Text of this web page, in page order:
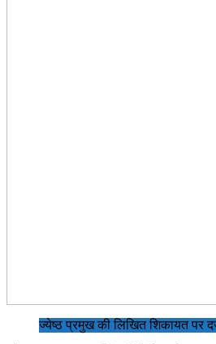
ज्येष्ठ प्रमुख की लिखित शिकायत पर